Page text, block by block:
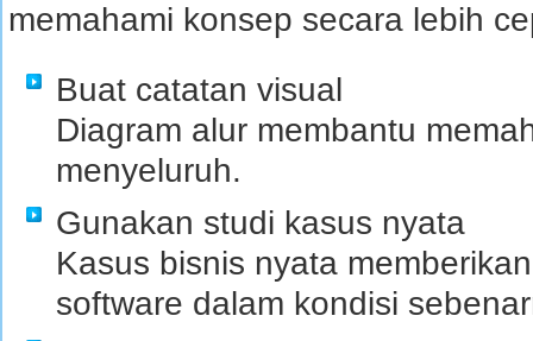
memahami konsep secara lebih
Buat catatan visual
Diagram alur membantu
menyeluruh.
Gunakan studi kasus nyata
Kasus bisnis nyata
software dalam kondisi